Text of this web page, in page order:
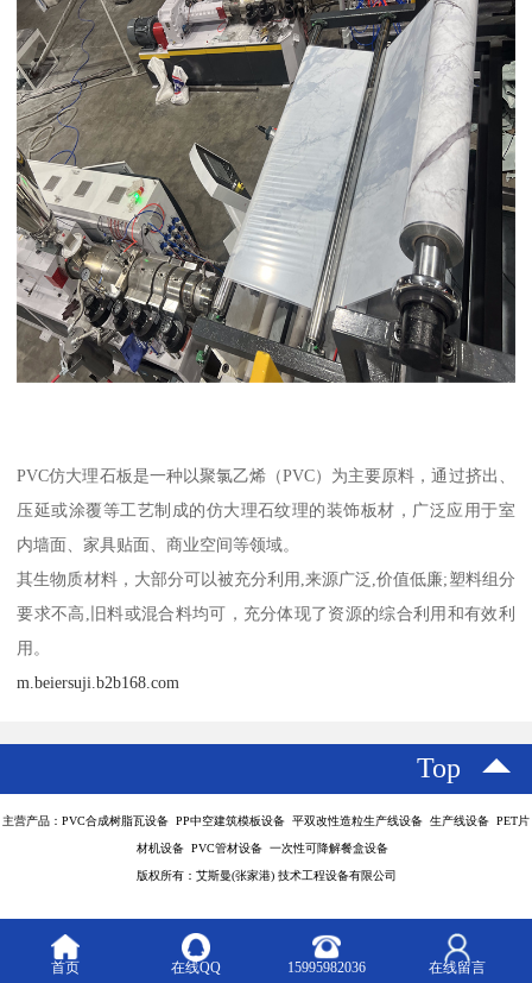
PVC仿大理石板是一种以聚氯乙烯（PVC）为主要原料，通过挤出、
压延或涂覆等工艺制成的仿大理石纹理的装饰板材，广泛应用于室
内墙面、家具贴面、商业空间等领域。
其生物质材料，大部分可以被充分利用,来源广泛,价值低廉;塑料组分
要求不高,旧料或混合料均可，充分体现了资源的综合利用和有效利
用。
m.beiersuji.b2b168.com
Top
主营产品：PVC合成树脂瓦设备 PP中空建筑模板设备 平双改性造粒生产线设备 生产线设备 PET片
材机设备 PVC管材设备 一次性可降解餐盒设备
版权所有：艾斯曼(张家港) 技术工程设备有限公司
首页 在线QQ 15995982036 在线留言